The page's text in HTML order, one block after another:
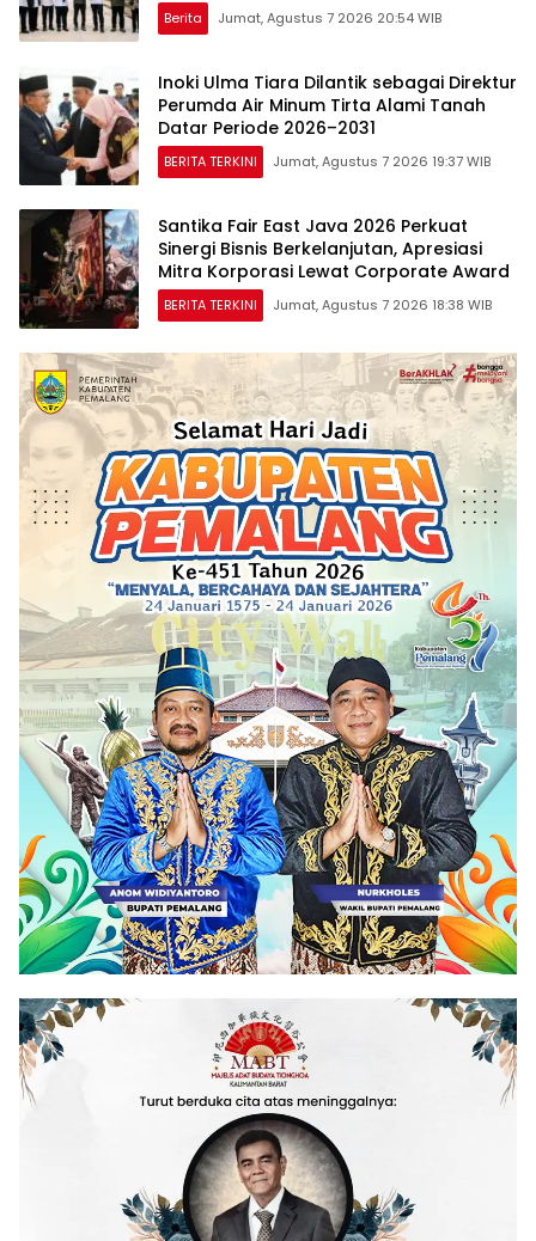
Nasional*
Berita Jumat, Agustus 7 2026 20:54 WIB
Inoki Ulma Tiara Dilantik sebagai Direktur
Perumda Air Minum Tirta Alami Tanah
Datar Periode 2026–2031
BERITA TERKINI Jumat, Agustus 7 2026 19:37 WIB
Santika Fair East Java 2026 Perkuat
Sinergi Bisnis Berkelanjutan, Apresiasi
Mitra Korporasi Lewat Corporate Award
BERITA TERKINI Jumat, Agustus 7 2026 18:38 WIB